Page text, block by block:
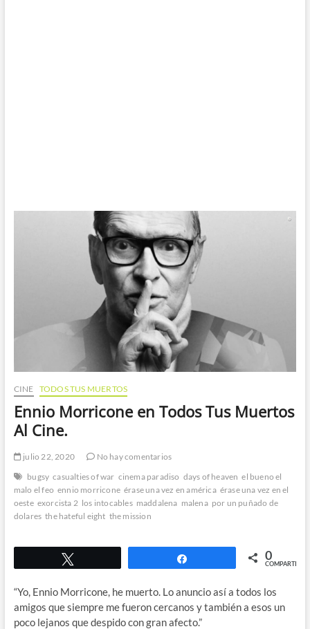
CINE TODOS TUS MUERTOS
Ennio Morricone en Todos Tus Muertos
Al Cine.
julio 22, 2020
No hay comentarios
bugsy casualties of war cinema paradiso days of heaven el bueno el
malo el feo ennio morricone érase una vez en américa érase una vez en el
oeste exorcista 2 los intocables maddalena malena por un puñado de
dolares the hateful eight the mission
0
COMPARTIR
“Yo, Ennio Morricone, he muerto. Lo anuncio así a todos los
amigos que siempre me fueron cercanos y también a esos un
poco lejanos que despido con gran afecto.”